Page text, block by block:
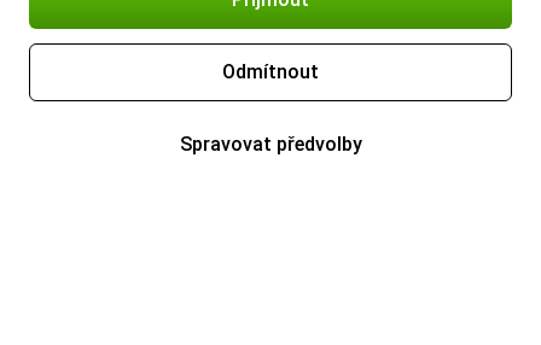
Odmítnout
Spravovat předvolby